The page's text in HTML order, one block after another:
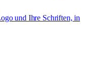
und Ihre Schriften, in